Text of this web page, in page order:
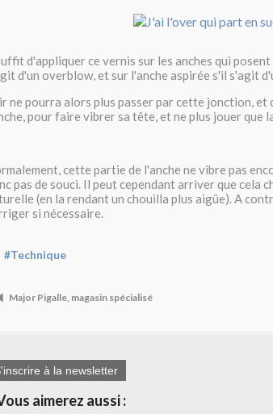
d'appliquer ce vernis sur les anches qui
d'un overblow, et sur l'anche aspirée s'il s'agit
ne pourra alors plus passer par cette jonction, et
pour faire vibrer sa tête, et ne plus jouer que
cette partie de l'anche ne vibre pas
pas de souci. Il peut cependant arriver que cela
(en la rendant un chouilla plus aigüe). A
si nécessaire.
#Technique
Major Pigalle, magasin spécialisé
à la newsletter
aimerez aussi :